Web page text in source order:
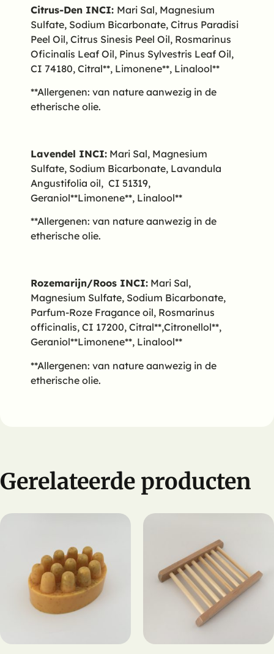
Citrus-Den INCI: Mari Sal, Magnesium
Sulfate, Sodium Bicarbonate, Citrus Paradisi
Peel Oil, Citrus Sinesis Peel Oil, Rosmarinus
Oficinalis Leaf Oil, Pinus Sylvestris Leaf Oil,
CI 74180, Citral**, Limonene**, Linalool**
**Allergenen: van nature aanwezig in de
etherische olie.
Lavendel INCI: Mari Sal, Magnesium
Sulfate, Sodium Bicarbonate, Lavandula
Angustifolia oil, CI 51319,
Geraniol**Limonene**, Linalool**
**Allergenen: van nature aanwezig in de
etherische olie.
Rozemarijn/Roos INCI: Mari Sal,
Magnesium Sulfate, Sodium Bicarbonate,
Parfum-Roze Fragance oil, Rosmarinus
officinalis, CI 17200, Citral**,Citronellol**,
Geraniol**Limonene**, Linalool**
**Allergenen: van nature aanwezig in de
etherische olie.
Gerelateerde producten